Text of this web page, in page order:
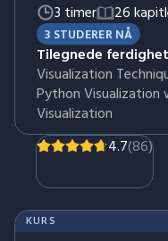
3 timer 26
3 STUDERER NÅ
Tilegnede
Visualization
Python
Visualization
4.7(86)
KURS